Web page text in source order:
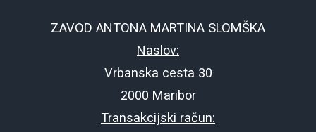
ZAVOD ANTONA MARTINA SLOMŠKA
Naslov:
Vrbanska cesta 30
2000 Maribor
Transakcijski račun: